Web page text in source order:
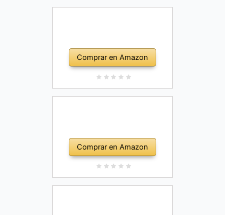
Comprar en Amazon
Comprar en Amazon